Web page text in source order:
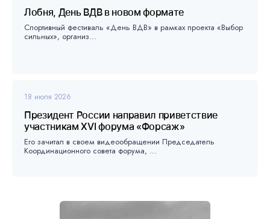
Лобня, День ВДВ в новом формате
Спортивный фестиваль «День ВДВ» в рамках проекта «Выбор
сильных», организ...
18 июля 2026
Президент России направил приветствие
участникам XVI форума «Форсаж»
Его зачитал в своем видеообращении Председатель
Координационного совета форума, ...